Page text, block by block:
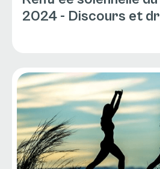
2024 - Discours et